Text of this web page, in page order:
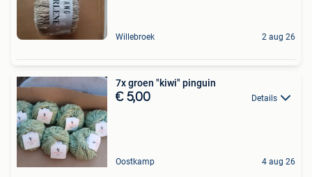
Willebroek 2 aug 26
7x groen "kiwi" pinguin
€ 5,00 Details
Oostkamp 4 aug 26